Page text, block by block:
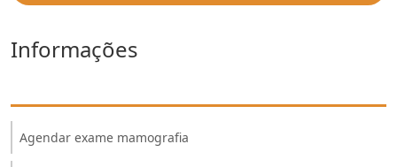
Informações
Agendar exame mamografia